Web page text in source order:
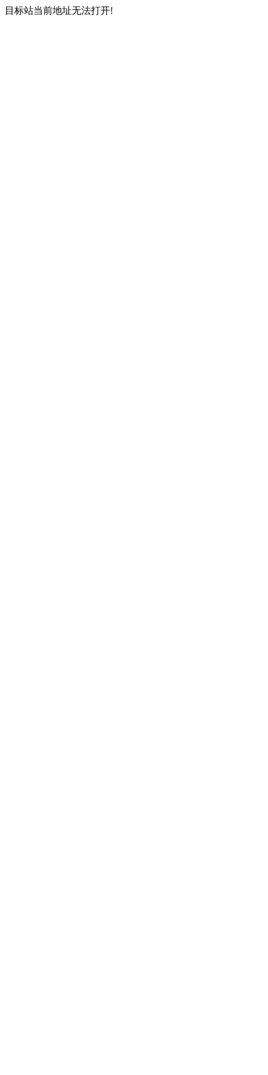
目标站当前地址无法打开!